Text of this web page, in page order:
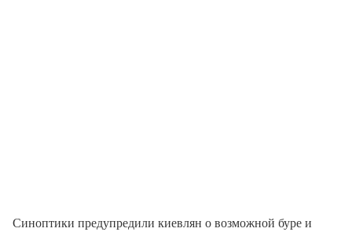
Синоптики предупредили киевлян о возможной буре и